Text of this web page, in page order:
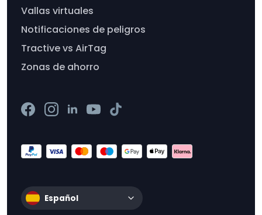
Vallas virtuales
Notificaciones de peligros
Tractive vs AirTag
Zonas de ahorro
Español